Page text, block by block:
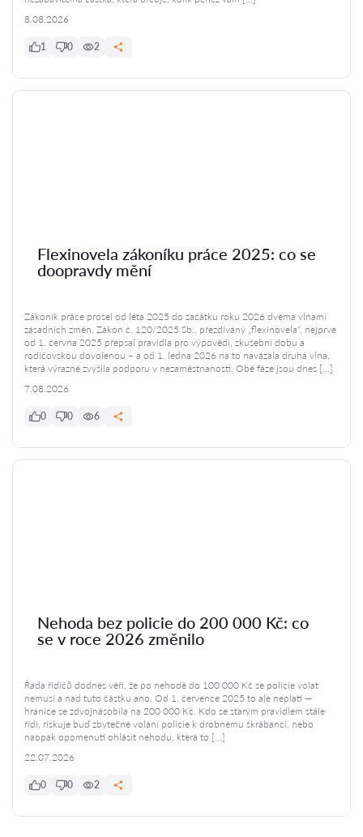
8.08.2026
1 0 2
Flexinovela zákoníku práce 2025: co se
doopravdy mění
Zákoník práce prošel od léta 2025 do začátku roku 2026 dvěma vlnami
zásadních změn. Zákon č. 120/2025 Sb., přezdívaný „flexinovela“, nejprve
od 1. června 2025 přepsal pravidla pro výpovědi, zkušební dobu a
rodičovskou dovolenou – a od 1. ledna 2026 na to navázala druhá vlna,
která výrazně zvýšila podporu v nezaměstnanosti. Obě fáze jsou dnes […]
7.08.2026
0 0 6
Nehoda bez policie do 200 000 Kč: co
se v roce 2026 změnilo
Řada řidičů dodnes věří, že po nehodě do 100 000 Kč se policie volat
nemusí a nad tuto částku ano. Od 1. července 2025 to ale neplatí —
hranice se zdvojnásobila na 200 000 Kč. Kdo se starým pravidlem stále
řídí, riskuje buď zbytečné volání policie k drobnému škrábanci, nebo
naopak opomenutí ohlásit nehodu, která to […]
22.07.2026
0 0 2